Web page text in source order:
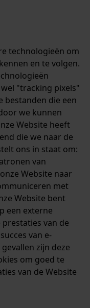
technologieën om
en te volgen.
"tracking pixels"
bestanden die een
we kunnen
Website heeft
die we naar de
ons in staat om:
van
Website naar
met
Website bent
een externe
van de
van e-
zijn deze
om goed te
van de Website